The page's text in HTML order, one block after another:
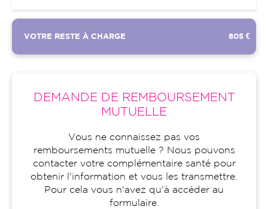
VOTRE RESTE À CHARGE 805 €
DEMANDE DE REMBOURSEMENT
MUTUELLE
Vous ne connaissez pas vos
remboursements mutuelle ? Nous pouvons
contacter votre complémentaire santé pour
obtenir l'information et vous les transmettre.
Pour cela vous n'avez qu'à accéder au
formulaire.